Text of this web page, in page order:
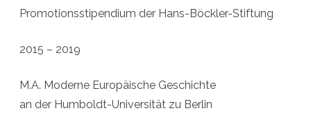
Promotionsstipendium der Hans-Böckler-Stiftung
2015 – 2019
M.A. Moderne Europäische Geschichte
an der Humboldt-Universität zu Berlin